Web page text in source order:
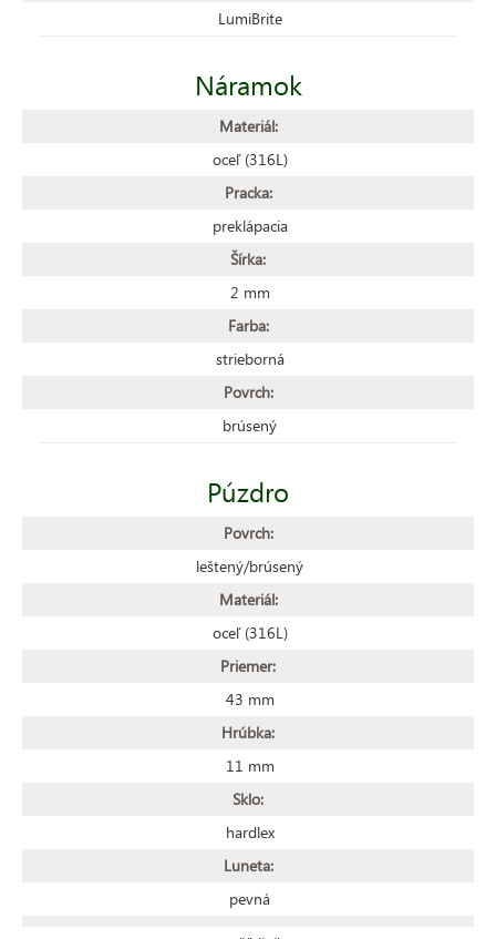
LumiBrite
Náramok
Materiál:
oceľ (316L)
Pracka:
preklápacia
Šírka:
2 mm
Farba:
strieborná
Povrch:
brúsený
Púzdro
Povrch:
leštený/brúsený
Materiál:
oceľ (316L)
Priemer:
43 mm
Hrúbka:
11 mm
Sklo:
hardlex
Luneta:
pevná